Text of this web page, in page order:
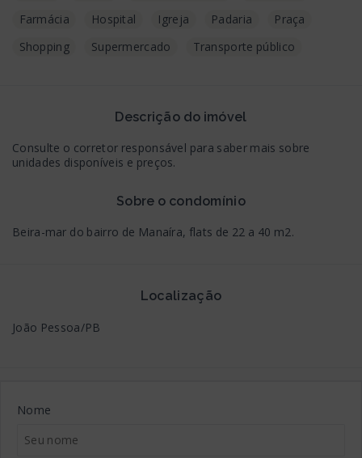
Farmácia
Hospital Igreja Padaria
Praça
Shopping
Supermercado Transporte público
Descrição do imóvel
Consulte o corretor responsável para saber mais sobre
unidades disponíveis e preços.
Sobre o condomínio
Beira-mar do bairro de Manaíra, flats de 22 a 40 m2.
Localização
João Pessoa/PB
Nome